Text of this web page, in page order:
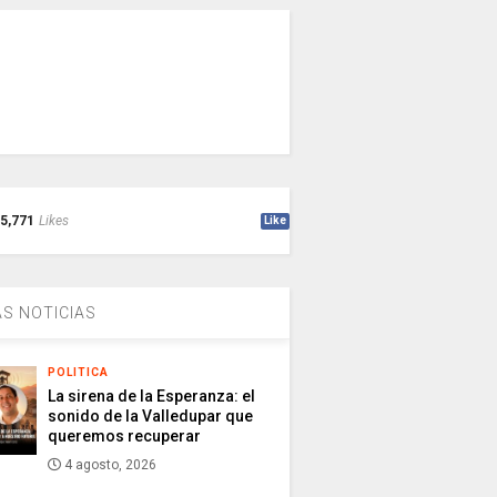
5,771 Likes Like
NOTICIAS
POLITICA
La sirena de la Esperanza: el
sonido de la Valledupar que
queremos recuperar
4 agosto, 2026